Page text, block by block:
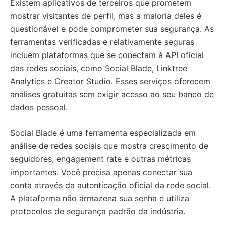
Existem aplicativos de terceiros que prometem
mostrar visitantes de perfil, mas a maioria deles é
questionável e pode comprometer sua segurança. As
ferramentas verificadas e relativamente seguras
incluem plataformas que se conectam à API oficial
das redes sociais, como Social Blade, Linktree
Analytics e Creator Studio. Esses serviços oferecem
análises gratuitas sem exigir acesso ao seu banco de
dados pessoal.
Social Blade é uma ferramenta especializada em
análise de redes sociais que mostra crescimento de
seguidores, engagement rate e outras métricas
importantes. Você precisa apenas conectar sua
conta através da autenticação oficial da rede social.
A plataforma não armazena sua senha e utiliza
protocolos de segurança padrão da indústria.